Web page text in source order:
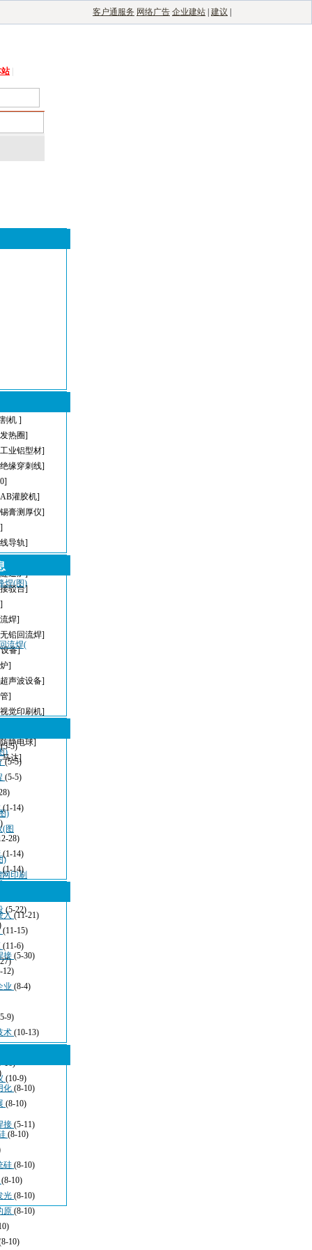
客户通服务 网络广告 企业建站 建议
|
机 ]
热圈]
业铝型材]
缘穿刺线]
灌胶机]
膏测厚仪]
导轨]
道炉]
驳台]
焊]
铅回流焊]
备]
]
声波设备]
]
觉印刷机]
静电球]
马达]
焊(图)
流焊(
)
)
(图
)
印刷
(5-5)
(5-5)
(5-5)
(1-14)
28)
(1-14)
(1-14)
入 (11-21)
(11-15)
(11-6)
(5-22)
接 (5-30)
12)
业 (8-4)
9)
术 (10-13)
16)
(10-9)
接 (5-11)
化 (8-10)
(8-10)
(8-10)
硅 (8-10)
(8-10)
光 (8-10)
原 (8-10)
10)